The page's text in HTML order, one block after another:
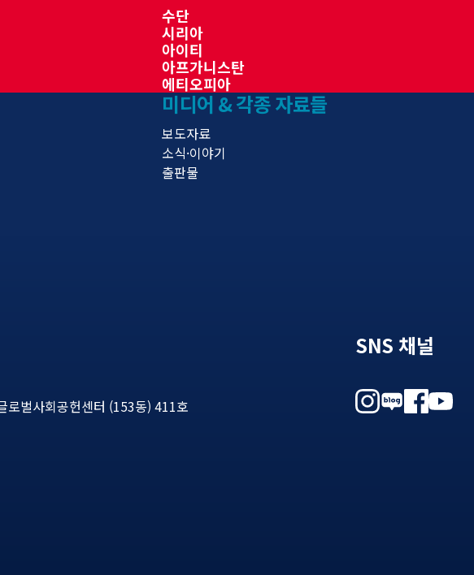
수단
시리아
아이티
아프가니스탄
에티오피아
미디어 & 각종 자료들
보도자료
소식·이야기
출판물
로벌사회공헌센터 (153동) 411호
SNS 채널